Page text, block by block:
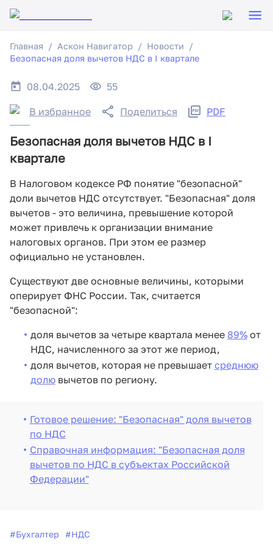
Главная Аскон Навигатор
Новости
Безопасная доля вычетов НДС в I квартале
08.04.2025 55
В избранное Поделиться PDF
Безопасная доля вычетов НДС в I
квартале
В Налоговом кодексе РФ понятие "безопасной"
доли вычетов НДС отсутствует. "Безопасная" доля
вычетов - это величина, превышение которой
может привлечь к организации внимание
налоговых органов. При этом ее размер
официально не установлен.
Существуют две основные величины, которыми
оперирует ФНС России. Так, считается
"безопасной":
доля вычетов за четыре квартала менее 89%от
НДС, начисленного за этот же период,
доля вычетов, которая не превышает среднюю
долювычетов по региону.
Готовое решение: "Безопасная" доля вычетов
по НДС
Справочная информация: "Безопасная доля
вычетов по НДС в субъектах Российской
Федерации"
#Бухгалтер #НДС